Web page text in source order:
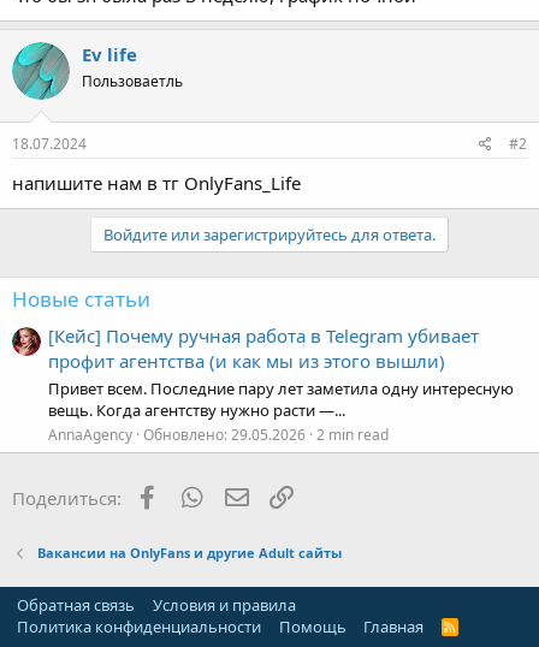
Ev life
Пользоваетль
18.07.2024
напишите нам в тг OnlyFans_Life
Войдите или зарегистрируйтесь для ответа.
[Кейс] Почему ручная работа в Telegram убивает
профит агентства (и как мы из этого вышли)
Привет всем. Последние пару лет заметила одну интересную
вещь. Когда агентству нужно расти —...
AnnaAgency Обновлено:29.05.2026
Вакансии на OnlyFans и другие Adult сайты
Обратная связь
Условия и правила
Политика конфиденциальности
Помощь Главная
R